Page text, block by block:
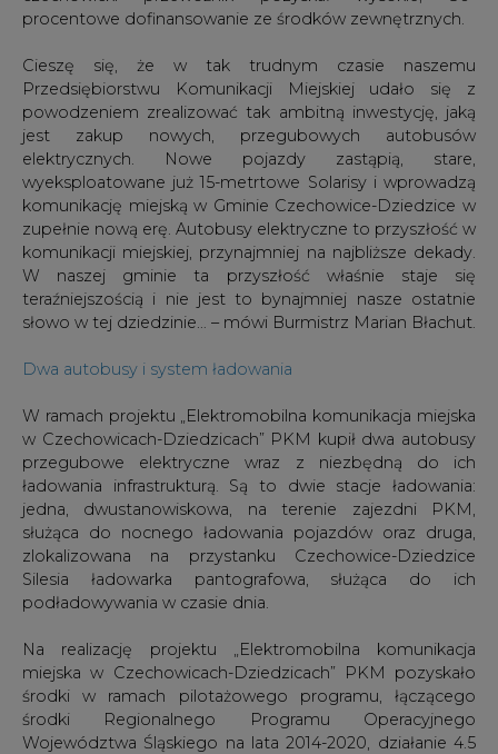
procentowe dofinansowanie ze środków zewnętrznych.
Cieszę się, że w tak trudnym czasie naszemu
Przedsiębiorstwu Komunikacji Miejskiej udało się z
powodzeniem zrealizować tak ambitną inwestycję, jaką
jest zakup nowych, przegubowych autobusów
elektrycznych. Nowe pojazdy zastąpią, stare,
wyeksploatowane już 15-metrtowe Solarisy i wprowadzą
komunikację miejską w Gminie Czechowice-Dziedzice w
zupełnie nową erę. Autobusy elektryczne to przyszłość w
komunikacji miejskiej, przynajmniej na najbliższe dekady.
W naszej gminie ta przyszłość właśnie staje się
teraźniejszością i nie jest to bynajmniej nasze ostatnie
słowo w tej dziedzinie… – mówi Burmistrz Marian Błachut.
Dwa autobusy i system ładowania
W ramach projektu „Elektromobilna komunikacja miejska
w Czechowicach-Dziedzicach” PKM kupił dwa autobusy
przegubowe elektryczne wraz z niezbędną do ich
ładowania infrastrukturą. Są to dwie stacje ładowania:
jedna, dwustanowiskowa, na terenie zajezdni PKM,
służąca do nocnego ładowania pojazdów oraz druga,
zlokalizowana na przystanku Czechowice-Dziedzice
Silesia ładowarka pantografowa, służąca do ich
podładowywania w czasie dnia.
Na realizację projektu „Elektromobilna komunikacja
miejska w Czechowicach-Dziedzicach” PKM pozyskało
środki w ramach pilotażowego programu, łączącego
środki Regionalnego Programu Operacyjnego
Województwa Śląskiego na lata 2014-2020, działanie 4.5